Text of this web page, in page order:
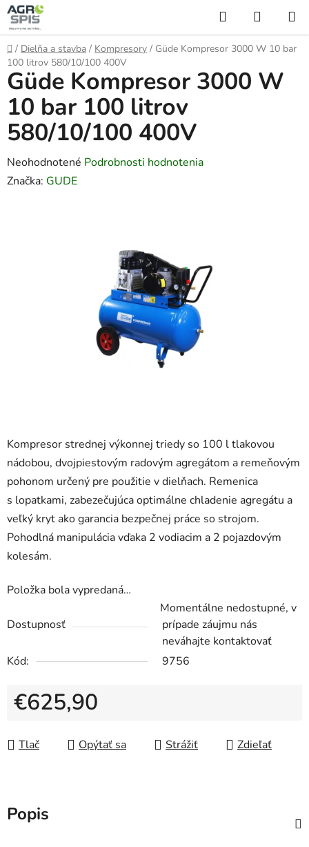
Prejsť
na
obsah
Hľadať
KOŠÍK
Domov
/ Dielňa a stavba / Kompresory / Güde Kompresor 3000 W 10 bar
100 litrov 580/10/100 400V
Kompresor strednej výkonnej triedy so 100 l tlakovou
nádobou, dvojpiestovým radovým agregátom a remeňovým
pohonom určený pre použitie v dielňach. Remenica
s lopatkami, zabezečujúca optimálne chladenie agregátu a
veľký kryt ako garancia bezpečnej práce so strojom.
Pohodlná manipulácia vďaka 2 vodiacim a 2 pojazdovým
kolesám.
Položka bola vypredaná…
Dostupnosť
Momentálne nedostupné, v
prípade záujmu nás
neváhajte kontaktovať
Kód:
9756
€625,90
Tlač
Opýtať sa Strážiť Zdieľať
Güde Kompresor 3000 W
10 bar 100 litrov
580/10/100 400V
Priemerné
hodnotenie
Neohodnotené Podrobnosti hodnotenia
Značka: GUDE
Popis